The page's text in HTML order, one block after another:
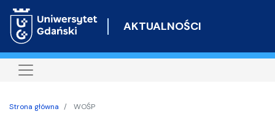
do
AKTUALNOŚCI
Strona główna WOŚP